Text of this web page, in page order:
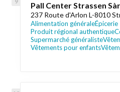
Pall Center Strassen
237 Route d'Arlon L-8010
Alimentation généraleÉpicerie
Produit régional authentique
Supermarché généraliste
Vêtements pour enfants